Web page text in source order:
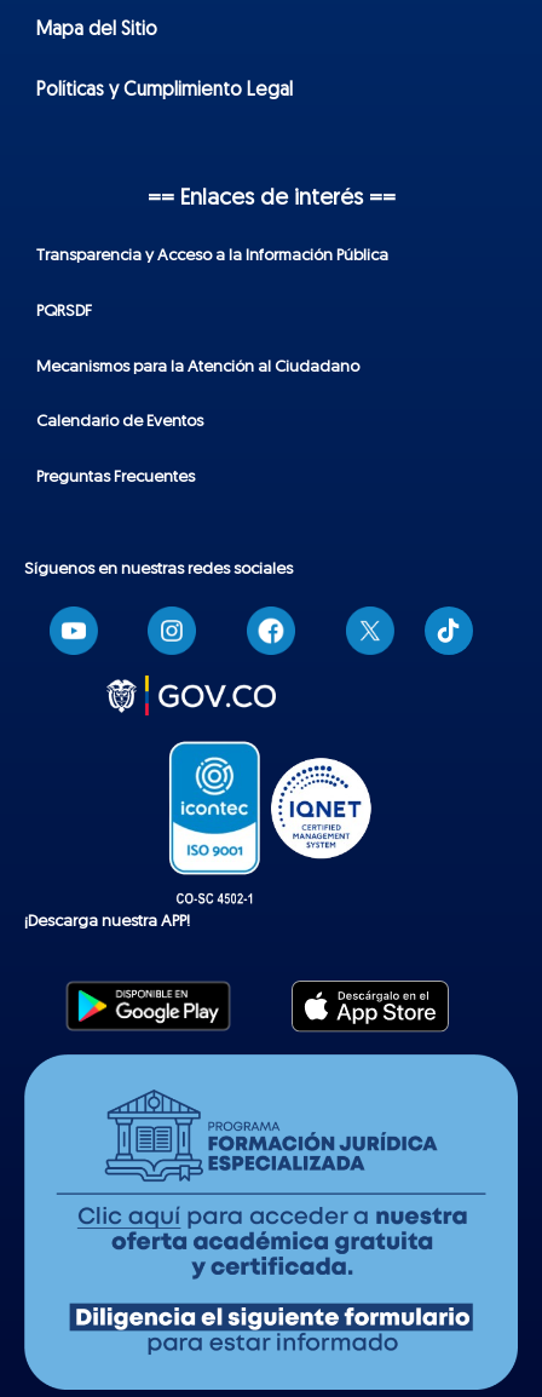
Mapa del Sitio
Políticas y Cumplimiento Legal
== Enlaces de interés ==
Transparencia y Acceso a la Información Pública
PQRSDF
Mecanismos para la Atención al Ciudadano
Calendario de Eventos
Preguntas Frecuentes
Síguenos en nuestras redes sociales
T
i
k
¡Descarga nuestra APP!